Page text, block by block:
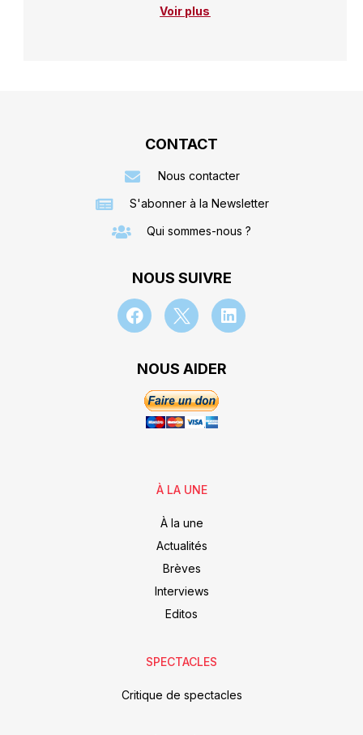
Voir plus
CONTACT
Nous contacter
S'abonner à la Newsletter
Qui sommes-nous ?
NOUS SUIVRE
NOUS AIDER
À LA UNE
À la une
Actualités
Brèves
Interviews
Editos
SPECTACLES
Critique de spectacles